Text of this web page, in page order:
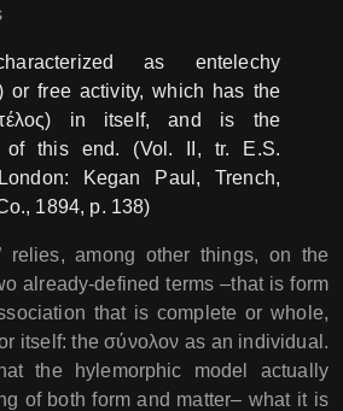
as entelechy
or free activity, which has the
in itself, and is the
of this end. (Vol. II, tr. E.S.
Kegan Paul, Trench,
1894, p. 138)
relies, among other things, on the
already-defined terms –that is form
that is complete or whole,
itself: the σύνολον as an individual.
the hylemorphic model actually
of both form and matter– what it is